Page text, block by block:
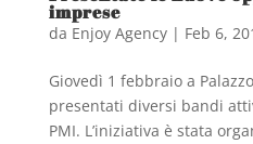
imprese
da Enjoy Agency| Feb 6,
Giovedì 1 febbraio a
presentati diversi bandi
PMI. L’iniziativa è stata